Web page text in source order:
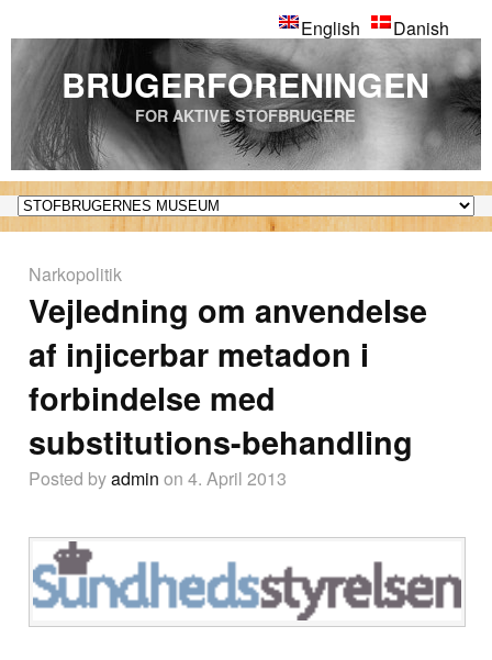
English Danish
BRUGERFORENINGEN
FOR AKTIVE STOFBRUGERE
Narkopolitik
Vejledning om anvendelse
af injicerbar metadon i
forbindelse med
substitutions-behandling
Posted byadmin on 4. April 2013